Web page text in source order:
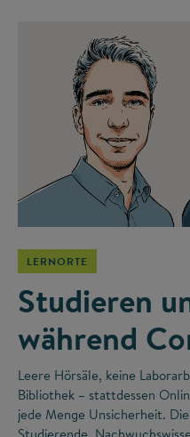
LERNORTE
Studieren
während
Leere Hörsäle, keine
Bibliothek – stattdessen
jede Menge Unsicherheit.